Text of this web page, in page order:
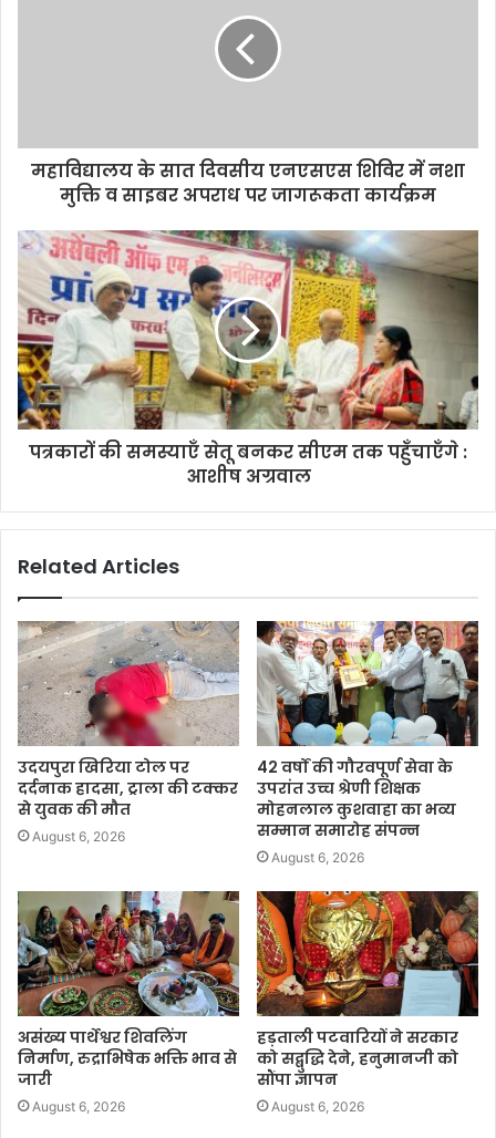
महाविद्यालय के सात दिवसीय एनएसएस शिविर में नशा
मुक्ति व साइबर अपराध पर जागरूकता कार्यक्रम
पत्रकारों की समस्याएँ सेतू बनकर सीएम तक पहुँचाएँगे :
आशीष अग्रवाल
Related Articles
उदयपुरा खिरिया टोल पर
दर्दनाक हादसा, ट्राला की टक्कर
से युवक की मौत
August 6, 2026
42 वर्षों की गौरवपूर्ण सेवा के
उपरांत उच्च श्रेणी शिक्षक
मोहनलाल कुशवाहा का भव्य
सम्मान समारोह संपन्न
August 6, 2026
असंख्य पार्थेश्वर शिवलिंग
निर्माण, रुद्राभिषेक भक्ति भाव से
जारी
August 6, 2026
हड़ताली पटवारियों ने सरकार
को सद्बुद्धि देने, हनुमानजी को
सौंपा ज्ञापन
August 6, 2026